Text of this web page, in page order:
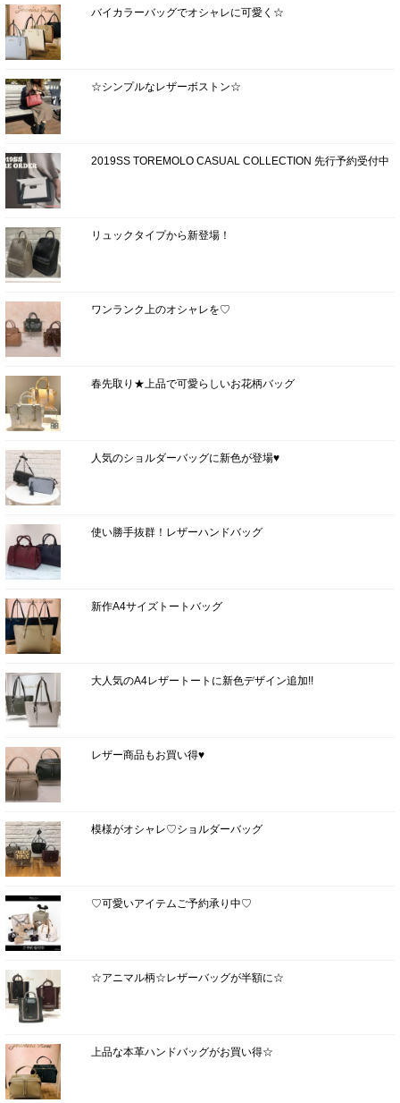
バイカラーバッグでオシャレに可愛く☆
☆シンプルなレザーボストン☆
2019SS TOREMOLO CASUAL COLLECTION 先行予約受付中
リュックタイプから新登場！
ワンランク上のオシャレを♡
春先取り★上品で可愛らしいお花柄バッグ
人気のショルダーバッグに新色が登場♥
使い勝手抜群！レザーハンドバッグ
新作A4サイズトートバッグ
大人気のA4レザートートに新色デザイン追加!!
レザー商品もお買い得♥
模様がオシャレ♡ショルダーバッグ
♡可愛いアイテムご予約承り中♡
☆アニマル柄☆レザーバッグが半額に☆
上品な本革ハンドバッグがお買い得☆